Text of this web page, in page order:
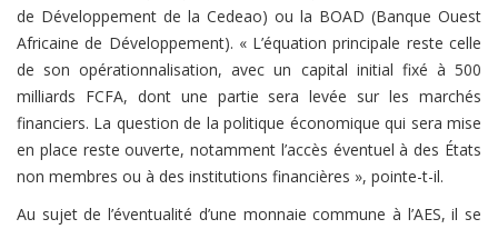
de Développement de la Cedeao) ou la BOAD (Banque Ouest
Africaine de Développement). « L’équation principale reste celle
de son opérationnalisation, avec un capital initial fixé à 500
milliards FCFA, dont une partie sera levée sur les marchés
financiers. La question de la politique économique qui sera mise
en place reste ouverte, notamment l’accès éventuel à des États
non membres ou à des institutions financières », pointe-t-il.
Au sujet de l’éventualité d’une monnaie commune à l’AES, il se